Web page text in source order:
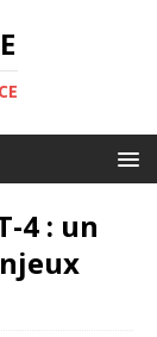
4 : un